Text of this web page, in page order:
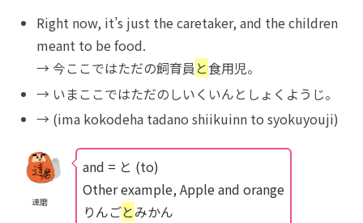
Right now, it’s just the caretaker, and the children
meant to be food.
→ 今ここではただの飼育員 と食用児。
→ いまここではただのしいくいんとしょくようじ。
→ (ima kokodeha tadano shiikuinn to syokuyouji)
達磨
and = と (to)
Other example, Apple and orange
りんごとみかん